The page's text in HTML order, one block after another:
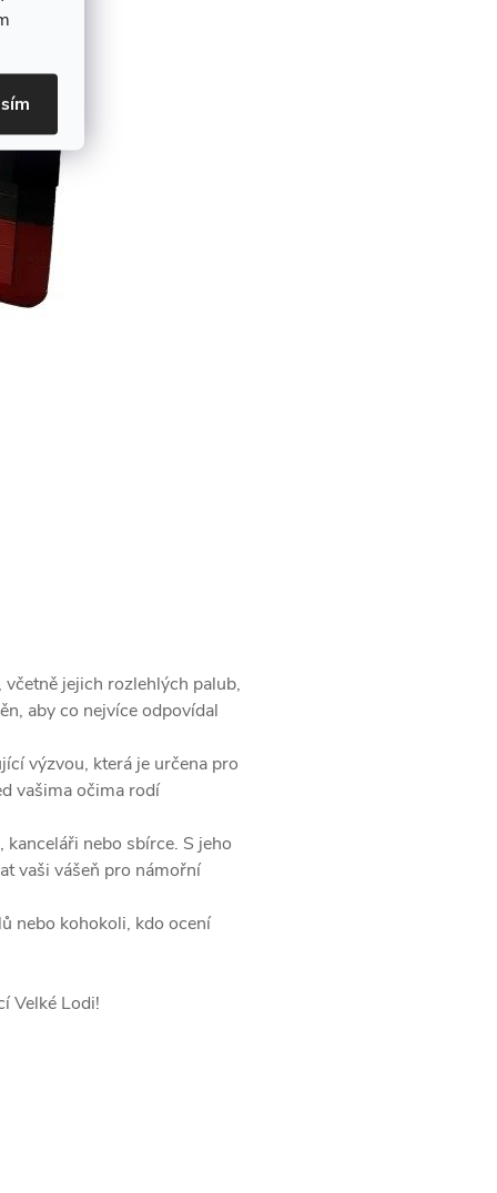
jejich rozlehlých palub,
aby co nejvíce odpovídal
výzvou, která je určena pro
vašima očima rodí
nebo sbírce. S jeho
vaši vášeň pro námořní
nebo kohokoli, kdo ocení
Velké Lodi!